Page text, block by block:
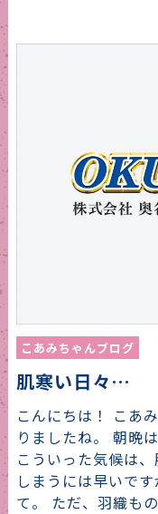
こあみちゃんブログ
肌寒い日々…
こんにちは！ こあ
りましたね。 朝晩
こういった気候は
しまうには早いで
て。 ただ、羽織も